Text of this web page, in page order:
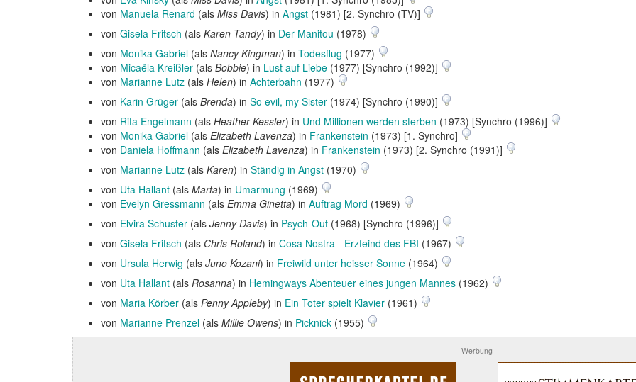
von Manuela Renard (als Miss Davis) in Angst (1981) [2. Synchro (TV)]
von Gisela Fritsch (als Karen Tandy) in Der Manitou (1978)
von Monika Gabriel (als Nancy Kingman) in Todesflug (1977)
von Micaëla Kreißler (als Bobbie) in Lust auf Liebe (1977) [Synchro (1992)]
von Marianne Lutz (als Helen) in Achterbahn (1977)
von Karin Grüger (als Brenda) in So evil, my Sister (1974) [Synchro (1990)]
von Rita Engelmann (als Heather Kessler) in Und Millionen werden sterben (1973) [Synchro (1996)]
von Monika Gabriel (als Elizabeth Lavenza) in Frankenstein (1973) [1. Synchro]
von Daniela Hoffmann (als Elizabeth Lavenza) in Frankenstein (1973) [2. Synchro (1991)]
von Marianne Lutz (als Karen) in Ständig in Angst (1970)
von Uta Hallant (als Marta) in Umarmung (1969)
von Evelyn Gressmann (als Emma Ginetta) in Auftrag Mord (1969)
von Elvira Schuster (als Jenny Davis) in Psych-Out (1968) [Synchro (1996)]
von Gisela Fritsch (als Chris Roland) in Cosa Nostra - Erzfeind des FBI (1967)
von Ursula Herwig (als Juno Kozani) in Freiwild unter heisser Sonne (1964)
von Uta Hallant (als Rosanna) in Hemingways Abenteuer eines jungen Mannes (1962)
von Maria Körber (als Penny Appleby) in Ein Toter spielt Klavier (1961)
von Marianne Prenzel (als Millie Owens) in Picknick (1955)
Werbung